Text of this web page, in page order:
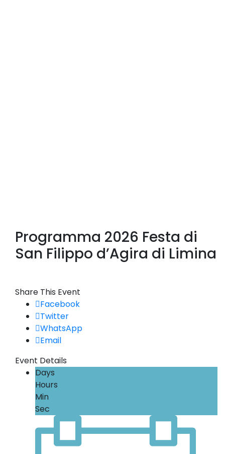
Programma 2026 Festa di
San Filippo d’Agira di Limina
Share This Event
Facebook
Twitter
WhatsApp
Email
Event Details
Days
Hours
Min
Sec